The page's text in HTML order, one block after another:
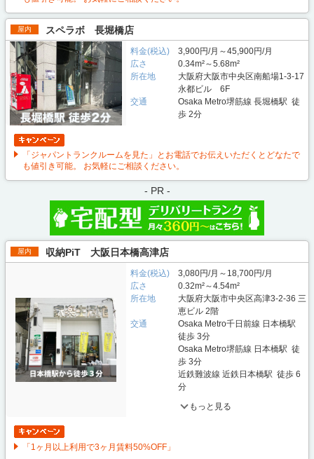
屋内 スペラボ 長堀橋店
料金(税込)
3,900円/月～45,900円/月
広さ
0.34m²～5.68m²
所在地
大阪府大阪市中央区南船場1-3-17
永都ビル 6F
交通
Osaka Metro堺筋線 長堀橋駅 徒
歩 2分
「ジャパントランクルームを見た」とお電話でお伝えいただくとどなたで
も値引き可能。 お気軽にご相談ください。
- PR -
屋内 収納PiT 大阪日本橋高津店
料金(税込)
3,080円/月～18,700円/月
広さ
0.32m²～4.54m²
所在地
大阪府大阪市中央区高津3-2-36 三
恵ビル 2階
交通
Osaka Metro千日前線 日本橋駅
徒歩 3分
Osaka Metro堺筋線 日本橋駅 徒
歩 3分
近鉄難波線 近鉄日本橋駅 徒歩 6
分
もっと見る
「1ヶ月以上利用で3ヶ月賃料50%OFF」